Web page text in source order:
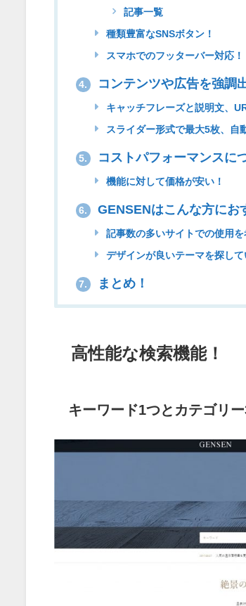
記事一覧
種類豊富なSNSボタン！
スマホでのフッターバー対応！
4. コンテンツや広告を強調
キャッチフレーズと説明文、
スライダー形式で最大5枚、自
5. コストパフォーマンスに
機能に対して価格が安い！
6. GENSENはこんな方にお
記事数の多いサイトでの使用を
デザインが良いテーマを探して
7. まとめ！
高性能な検索機能！
キーワード1つとカテゴリ